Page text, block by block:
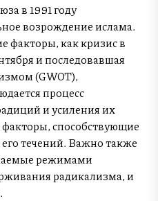
в 1991 году
возрождение ислама.
факторы, как кризис в
и последовавшая
(GWOT),
процесс
и усиления их
способствующие
течений. Важно также
режимами
радикализма, и